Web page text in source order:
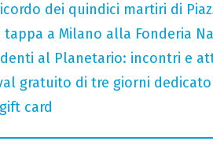
dei quindici martiri di
tappa a Milano alla Fonderia
al Planetario: incontri e
gratuito di tre giorni
card